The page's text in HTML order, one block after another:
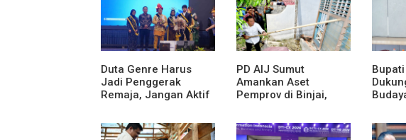
Duta Genre Harus
Jadi Penggerak
Remaja, Jangan Aktif
PD AIJ Sumut
Amankan Aset
Pemprov di Binjai,
Bioskop Ria
Dibongkar